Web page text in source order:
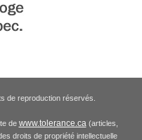
de reproduction réservés.
de www.tolerance.ca(articles,
droits de propriété intellectuelle